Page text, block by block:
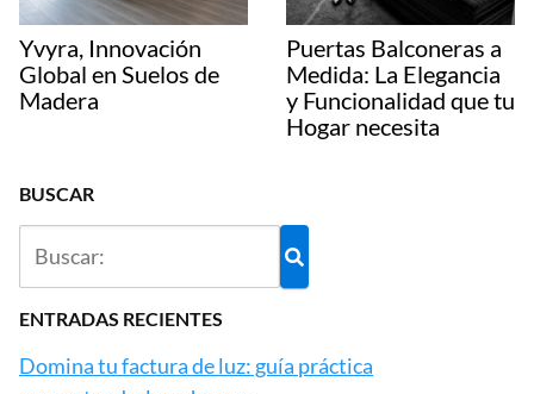
Yvyra, Innovación
Global en Suelos de
Madera
Puertas Balconeras a
Medida: La Elegancia
y Funcionalidad que tu
Hogar necesita
BUSCAR
ENTRADAS RECIENTES
Domina tu factura de luz: guía práctica